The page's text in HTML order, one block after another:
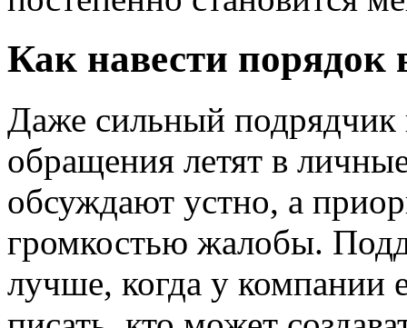
Как навести порядок
Даже сильный подрядчик
обращения летят в
обсуждают устно, а
громкостью жалобы.
лучше, когда у компании